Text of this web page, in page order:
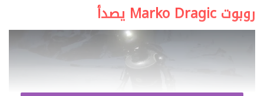
روبوت Marko Dragic يصدأ